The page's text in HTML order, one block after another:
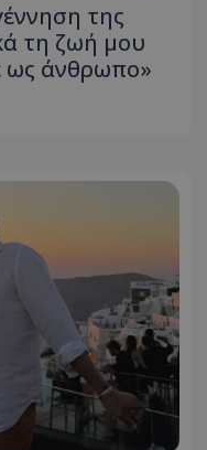
της
τη ζωή μου
ως άνθρωπο»